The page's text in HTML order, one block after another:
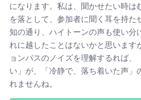
になります。私は、聞かせたい時は
を落として、参加者に聞く耳を持た
知の通り、ハイトーンの声も使い分
れに越したことはないかと思います
ョンパスのノイズを理解するれば、
い」が、「冷静で、落ち着いた声」
れませんね。